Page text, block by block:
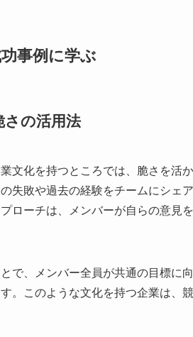
事例に学ぶ
さの活用法
文化を持つところでは、脆さを活
失敗や過去の経験をチームにシェ
ローチは、メンバーが自らの意見
で、メンバー全員が共通の目標に
。このような文化を持つ企業は、